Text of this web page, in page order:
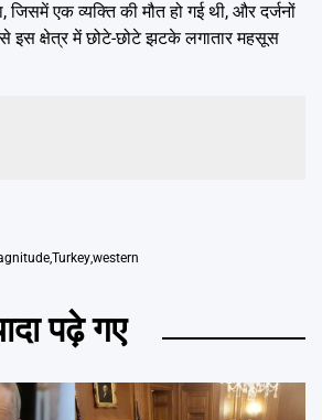
एक व्यक्ति की मौत हो गई थी, और दर्जनों
इस क्षेत्र में छोटे-छोटे झटके लगातार महसूस
,Turkey,western
पढ़े गए